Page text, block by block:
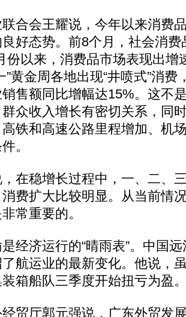
会王耀说，今年以来消费
好态势。前8个月，社会消
份以来，消费品市场表现出增
”黄金周各地出现“井喷式”消
售额同比增幅达15%。这不
众收入增长有密切关系，同
铁和高速公路里程增加、机
。
稳增长过程中，一、二、
费扩大比较明显。从当前情
常重要的。
济运行的“晴雨表”。中国远
航运业的最新变化。他说，
箱船队三季度开始扭亏为盈
厅郭元强说，广东外贸发